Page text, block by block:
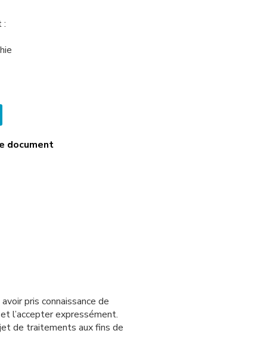
:
document
pris connaissance de
et l’accepter expressément.
de traitements aux fins de